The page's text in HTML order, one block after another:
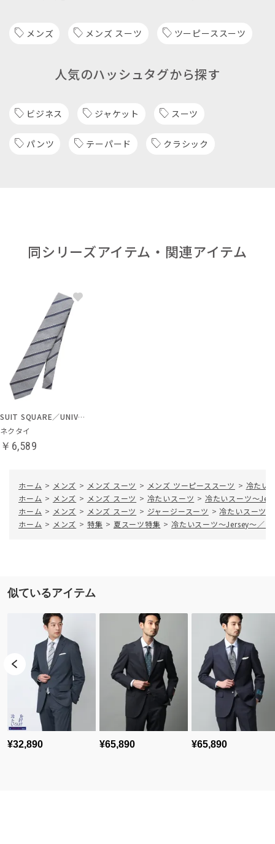
メンズ メンズ スーツ ツーピーススーツ
人気のハッシュタグから探す
ビジネス ジャケット スーツ
パンツ テーパード クラシック
同シリーズアイテム・関連アイテム
SUIT SQUARE／UNIVERSAL LANGUAGE
ネクタイ
￥6,589
ホーム > メンズ > メンズ スーツ > メンズ ツーピーススーツ > 冷たい
ホーム > メンズ > メンズ スーツ > 冷たいスーツ > 冷たいスーツ～
ホーム > メンズ > メンズ スーツ > ジャージースーツ > 冷たいスーツ
ホーム > メンズ > 特集 > 夏スーツ特集 > 冷たいスーツ～Jersey～／